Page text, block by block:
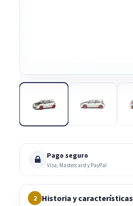
Pago seguro
Visa, Mastercard y PayPal
2 Historia y características